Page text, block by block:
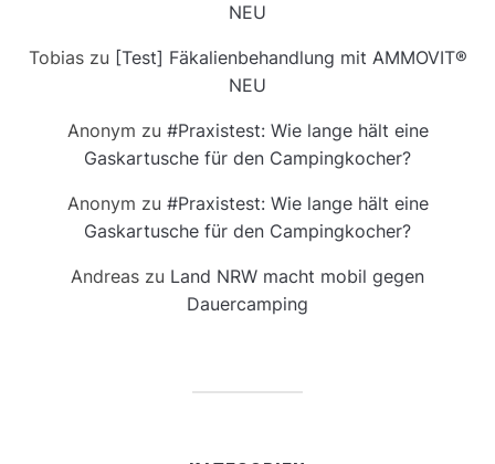
NEU
Tobiaszu [Test] Fäkalienbehandlung mit AMMOVIT®
NEU
Anonym zu #Praxistest: Wie lange hält eine
Gaskartusche für den Campingkocher?
Anonym zu #Praxistest: Wie lange hält eine
Gaskartusche für den Campingkocher?
Andreas zu Land NRW macht mobil gegen
Dauercamping